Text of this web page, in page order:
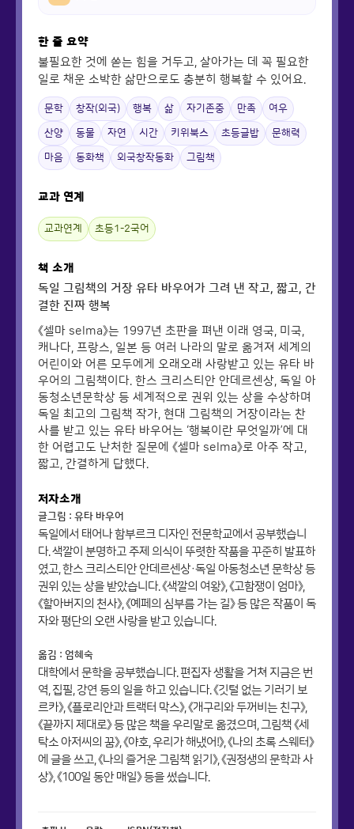
한 줄 요약
불필요한 것에 쏟는 힘을 거두고, 살아가는 데 꼭 필요한
일로 채운 소박한 삶만으로도 충분히 행복할 수 있어요.
문학 창작(외국) 행복 삶 자기존중 만족 여우
산양 동물 자연 시간 키위북스 초등글밥 문해력
마음 동화책 외국창작동화 그림책
교과 연계
교과연계 초등1-2국어
책 소개
독일 그림책의 거장 유타 바우어가 그려 낸 작고, 짧고, 간
결한 진짜 행복
《셀마 selma》는 1997년 초판을 펴낸 이래 영국, 미국,
캐나다, 프랑스, 일본 등 여러 나라의 말로 옮겨져 세계의
어린이와 어른 모두에게 오래오래 사랑받고 있는 유타 바
우어의 그림책이다. 한스 크리스티안 안데르센상, 독일 아
동청소년문학상 등 세계적으로 권위 있는 상을 수상하며
독일 최고의 그림책 작가, 현대 그림책의 거장이라는 찬
사를 받고 있는 유타 바우어는 ‘행복이란 무엇일까’에 대
한 어렵고도 난처한 질문에 《셀마 selma》로 아주 작고,
짧고, 간결하게 답했다.
저자소개
글그림 : 유타 바우어
독일에서 태어나 함부르크 디자인 전문학교에서 공부했습니
다. 색깔이 분명하고 주제 의식이 뚜렷한 작품을 꾸준히 발표하
였고, 한스 크리스티안 안데르센상·독일 아동청소년 문학상 등
권위 있는 상을 받았습니다. 《색깔의 여왕》, 《고함쟁이 엄마》,
《할아버지의 천사》, 《예페의 심부름 가는 길》 등 많은 작품이 독
자와 평단의 오랜 사랑을 받고 있습니다.
옮김 : 엄혜숙
대학에서 문학을 공부했습니다. 편집자 생활을 거쳐 지금은 번
역, 집필, 강연 등의 일을 하고 있습니다. 《깃털 없는 기러기 보
르카》, 《플로리안과 트랙터 막스》, 《개구리와 두꺼비는 친구》,
《끝까지 제대로》 등 많은 책을 우리말로 옮겼으며, 그림책 《세
탁소 아저씨의 꿈》, 《야호, 우리가 해냈어!》, 《나의 초록 스웨터》
에 글을 쓰고, 《나의 즐거운 그림책 읽기》, 《권정생의 문학과 사
상》, 《100일 동안 매일》 등을 썼습니다.